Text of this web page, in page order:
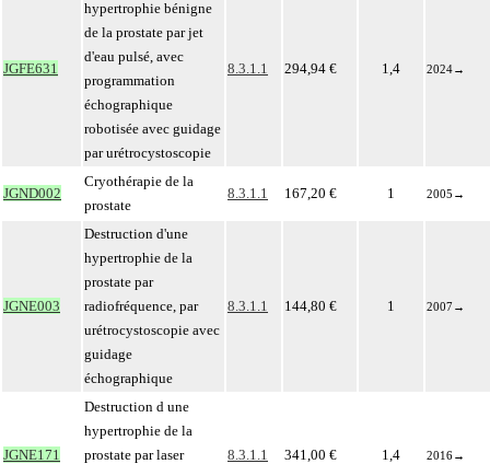
JGFE631
hypertrophie bénigne
de la prostate par jet
d'eau pulsé, avec
programmation
échographique
robotisée avec guidage
par urétrocystoscopie
8.3.1.1 294,94 € 1,4 2024→
JGND002
Cryothérapie de la
prostate
8.3.1.1 167,20 € 1 2005 →
JGNE003
Destruction d'une
hypertrophie de la
prostate par
radiofréquence, par
urétrocystoscopie avec
guidage
échographique
8.3.1.1 144,80 € 1 2007→
JGNE171
Destruction d une
hypertrophie de la
prostate par laser
8.3.1.1 341,00 € 1,4 2016→